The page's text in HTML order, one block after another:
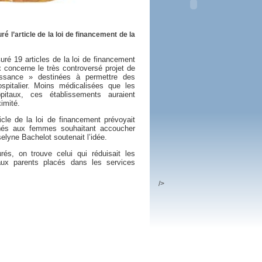
n'a pas été inutile
l’article de la loi de financement de la
19 articles de la loi de financement
concerne le très controversé projet de
» destinées à permettre des
Moins médicalisées que les
ces établissements auraient
de la loi de financement prévoyait
aux femmes souhaitant accoucher
Bachelot soutenait l’idée.
on trouve celui qui réduisait les
parents placés dans les services
/>